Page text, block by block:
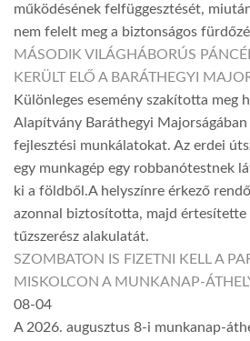
működésének felfüggesztését,
nem felelt meg a biztonságos
MÁSODIK VILÁGHÁBORÚS
KERÜLT ELŐ A BARÁTHEGYI
Különleges esemény szakította meg
Alapítvány Baráthegyi
fejlesztési munkálatokat. Az erdei
egy munkagép egy robbanótestnek
ki a földből.A helyszínre érkező
azonnal biztosította, majd értesítette
tűzszerész alakulatát.
SZOMBATON IS FIZETNI KELL A
MISKOLCON A MUNKANAP-
08-04
A 2026. augusztus 8-i munkanap-